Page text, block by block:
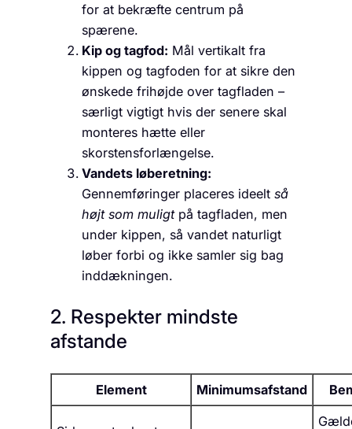
for at bekræfte centrum på
spærene.
Kip og tagfod: Mål vertikalt fra
kippen og tagfoden for at sikre den
ønskede frihøjde over tagfladen –
særligt vigtigt hvis der senere skal
monteres hætte eller
skorstensforlængelse.
Vandets løberetning:
Gennemføringer placeres ideelt så
højt som muligtpå tagfladen, men
under kippen, så vandet naturligt
løber forbi og ikke samler sig bag
inddækningen.
2. Respekter mindste
afstande
Element Minimumsafstand